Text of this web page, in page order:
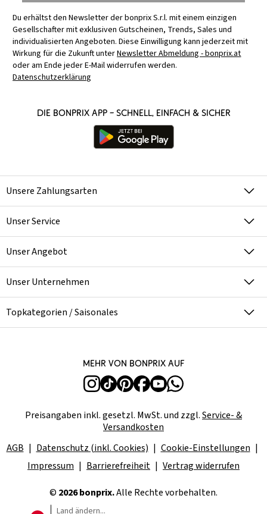
Du erhältst den Newsletter der bonprix S.r.l. mit einem einzigen
Gesellschafter mit exklusiven Gutscheinen, Trends, Sales und
individualisierten Angeboten. Diese Einwilligung kann jederzeit mit
Wirkung für die Zukunft unterNewsletter Abmeldung - bonprix.at
oder am Ende jeder E-Mail widerrufen werden.
Datenschutzerklärung
Die bonprix App – schnell, einfach & sicher
Unsere Zahlungsarten
Unser Service
Unser Angebot
Unser Unternehmen
Topkategorien / Saisonales
Mehr von bonprix auf
Preisangaben inkl. gesetzl. MwSt. und zzgl.Service- &
Versandkosten
AGB
Datenschutz (inkl. Cookies)
Cookie-Einstellungen
Impressum
Barrierefreiheit Vertrag widerrufen
© 2026 bonprix.Alle Rechte vorbehalten.
Land ändern...